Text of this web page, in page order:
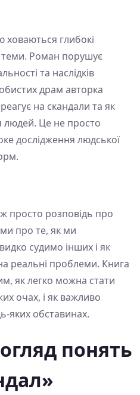
глибокі
теми. Роман порушує
та наслідків
драм авторка
на скандали та як
людей. Це не просто
дослідження людської
просто розповідь про
про те, як ми
судимо інших і як
реальні проблеми. Книга
як легко можна стати
очах, і як важливо
яких обставинах.
понять